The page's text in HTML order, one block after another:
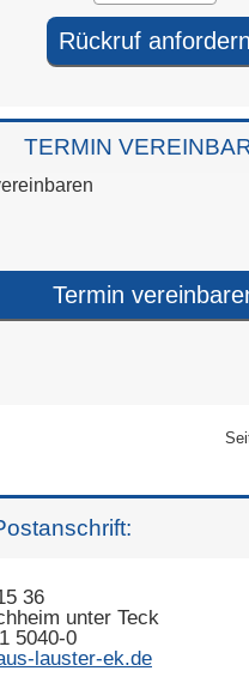
TERMIN
Termin
36
unter Teck
5040-0
lauster-ek.de